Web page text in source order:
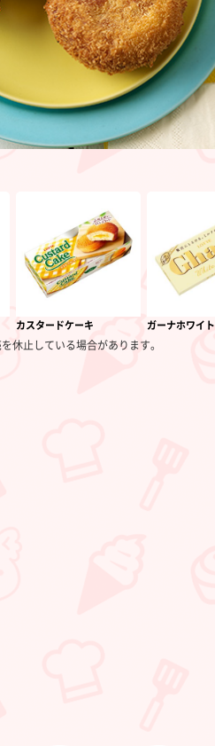
カスタードケーキ ガーナホワイト
休止している場合があります。